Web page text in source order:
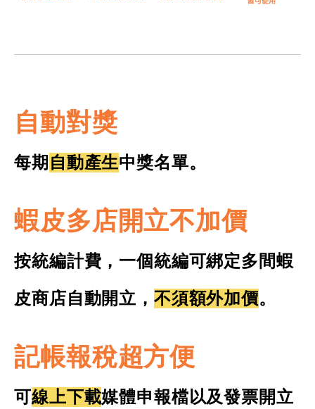
自動對獎
每期 自動產生中獎名單。
蝦皮多店開立不加價
按統編計費，一個統編可綁定多間蝦
皮商店自動開立， 不須額外加價。
記帳報稅超方便
可線上下載媒體申報檔以及發票開立